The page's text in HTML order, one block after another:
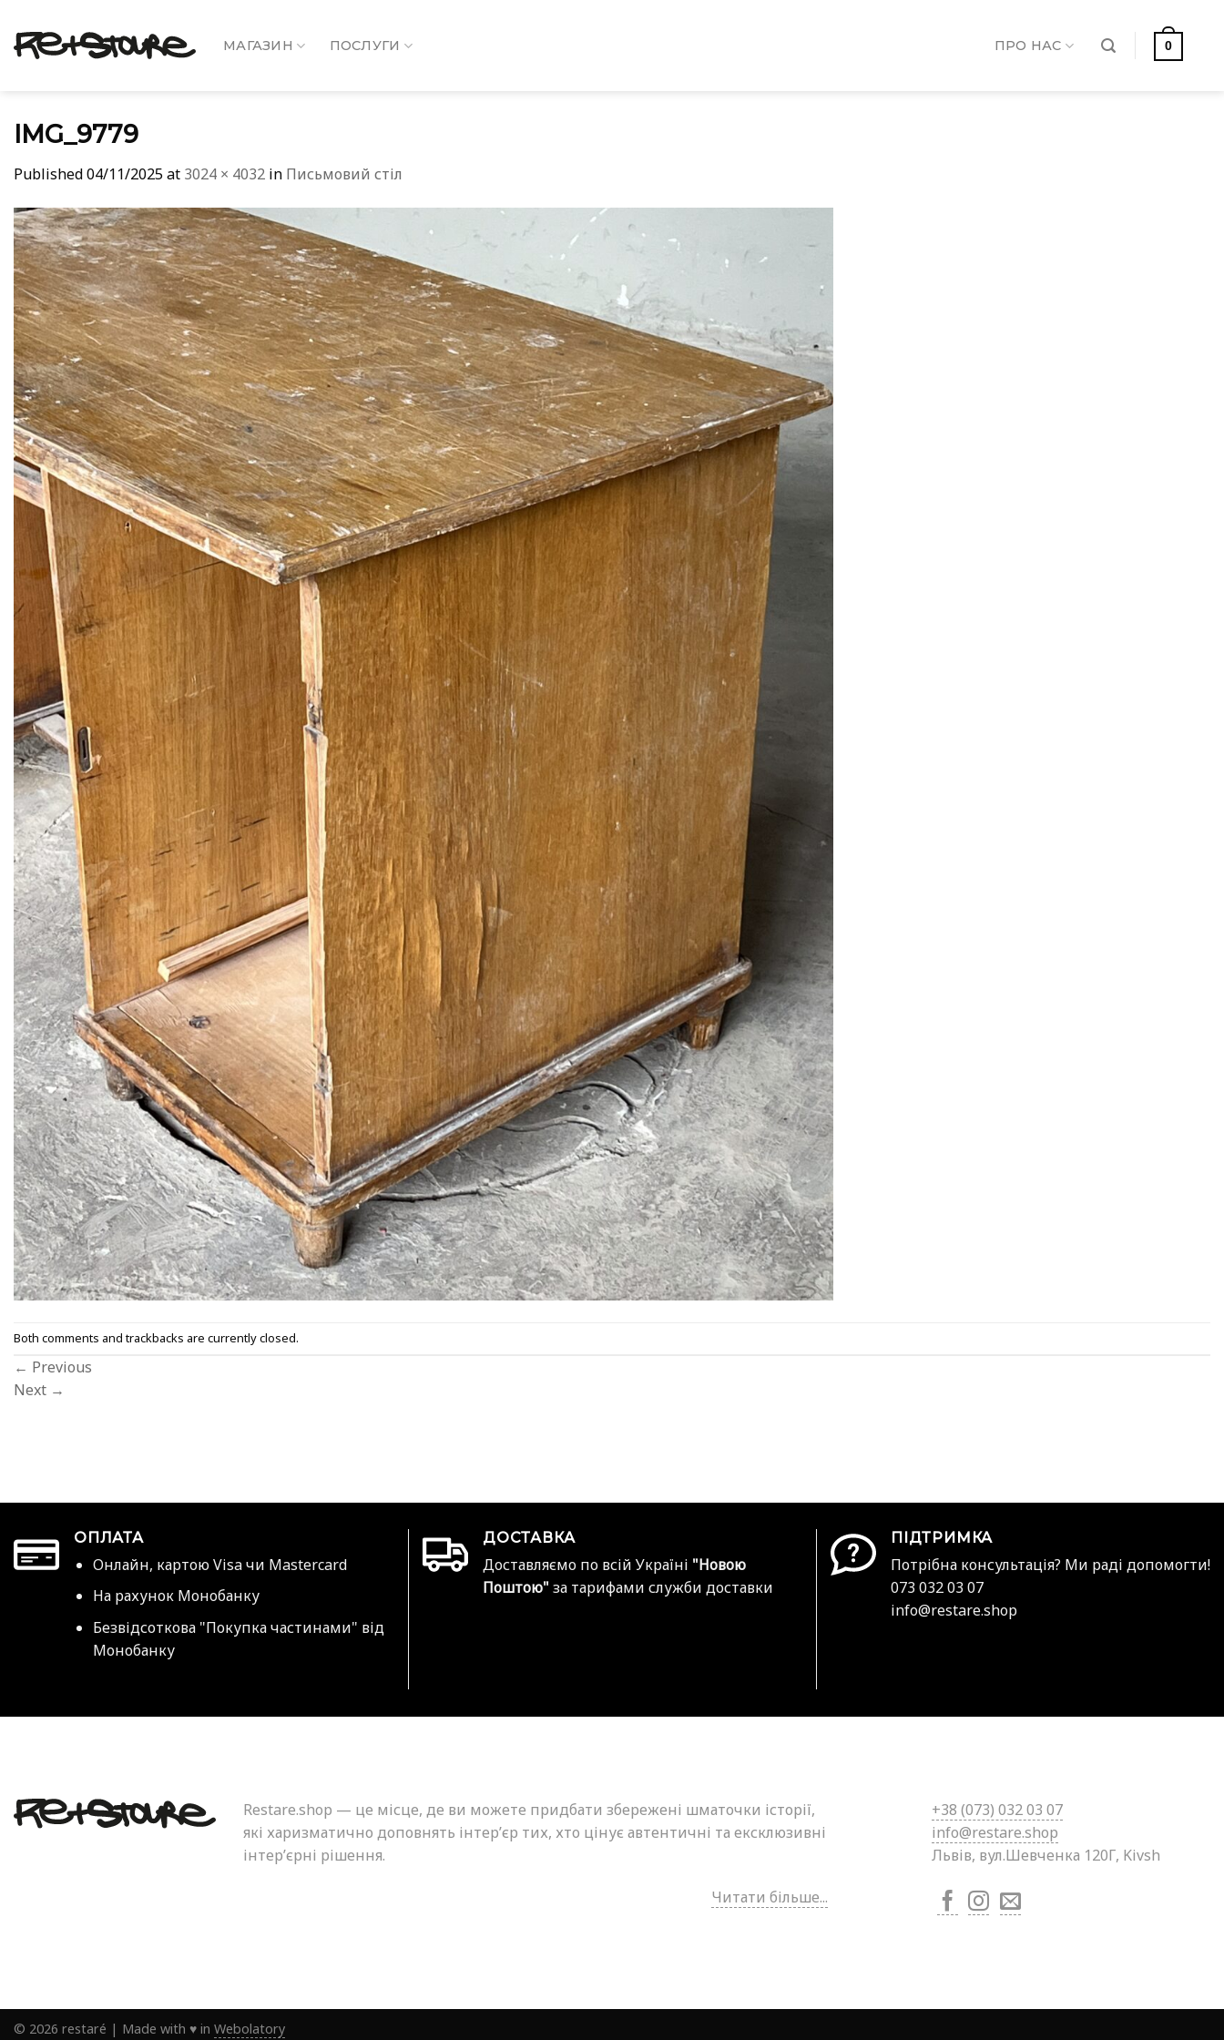
content
МАГАЗИН ПОСЛУГИ ПРО НАС 0
IMG_9779
Published04/11/2025at 3024 × 4032 in Письмовий стіл
Both comments and trackbacks are currently closed.
← Previous
Next →
ОПЛАТА
Онлайн, картою Visa чи Mastercard
На рахунок Монобанку
Безвідсоткова "Покупка частинами" від
Монобанку
ДОСТАВКА
Доставляємо по всій Україні "Новою
Поштою" за тарифами служби доставки
ПІДТРИМКА
Потрібна консультація? Ми раді допомогти!
073 032 03 07
info@restare.shop
Restare.shop — це місце, де ви можете придбати збережені шматочки історії,
які харизматично доповнять інтер’єр тих, хто цінує автентичні та ексклюзивні
інтер’єрні рішення.
Читати більше...
+38 (073) 032 03 07
info@restare.shop
Львів, вул.Шевченка 120Г, Kivsh
© 2026 restaré | Made with ♥ in Webolatory